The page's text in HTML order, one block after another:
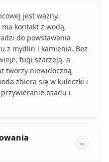
jest ważny,
kontakt z wodą,
do powstawania
z mydlin i kamienia. Bez
fugi szarzeją, a
tworzy niewidoczną
zbiera się w kuleczki i
osadu i